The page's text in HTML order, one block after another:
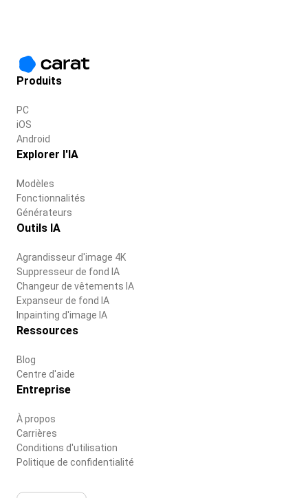
Produits
PC
iOS
Android
Explorer l'IA
Modèles
Fonctionnalités
Générateurs
Outils IA
Agrandisseur d'image 4K
Suppresseur de fond IA
Changeur de vêtements IA
Expanseur de fond IA
Inpainting d'image IA
Ressources
Blog
Centre d'aide
Entreprise
À propos
Carrières
Conditions d'utilisation
Politique de confidentialité